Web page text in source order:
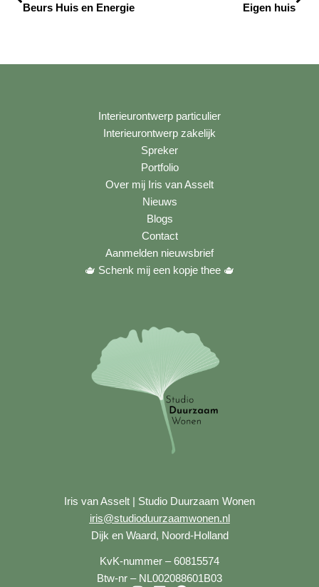
Beurs Huis en Energie
Eigen huis
Interieurontwerp particulier
Interieurontwerp zakelijk
Spreker
Portfolio
Over mij Iris van Asselt
Nieuws
Blogs
Contact
Aanmelden nieuwsbrief
🫖 Schenk mij een kopje thee 🫖
Iris van Asselt | Studio Duurzaam Wonen
iris@studioduurzaamwonen.nl
Dijk en Waard, Noord-Holland
KvK-nummer – 60815574
Btw-nr – NL002088601B03